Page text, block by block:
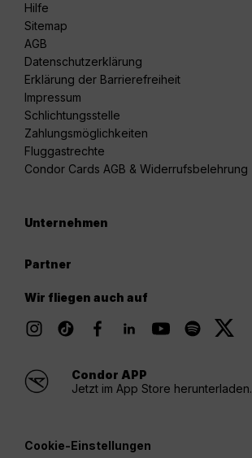
Hilfe
Sitemap
AGB
Datenschutzerklärung
Erklärung der Barrierefreiheit
Impressum
Schlichtungsstelle
Zahlungsmöglichkeiten
Fluggastrechte
Condor Cards AGB & Widerrufsbelehrung
Unternehmen
Partner
Wir fliegen auch auf
Condor APP
Jetzt im App Store herunterladen.
Cookie-Einstellungen